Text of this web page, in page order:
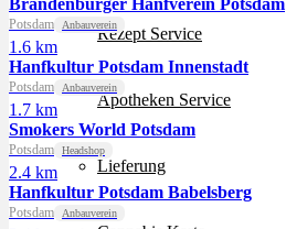
Rezept Service
Apotheken Service
Lieferung
Potsdam Anbauverein
1.6 km
Hanfkultur Potsdam Innenstadt
Potsdam Anbauverein
1.7 km
Smokers World Potsdam
Potsdam Headshop
2.4 km
Hanfkultur Potsdam Babelsberg
Potsdam Anbauverein